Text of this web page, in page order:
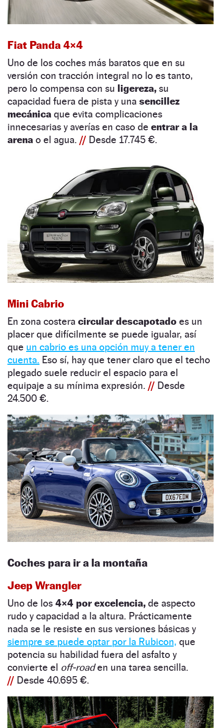
Fiat Panda 4×4
Uno de los coches más baratos que en su
versión con tracción integral no lo es tanto,
pero lo compensa con su ligereza, su
capacidad fuera de pista y una sencillez
mecánica que evita complicaciones
innecesarias y averías en caso de entrar a la
arena o el agua. // Desde 17.745 €.
Mini Cabrio
En zona costera circular descapotado es un
placer que difícilmente se puede igualar, así
que un cabrio es una opción muy a tener en
cuenta. Eso sí, hay que tener claro que el techo
plegado suele reducir el espacio para el
equipaje a su mínima expresión. // Desde
24.500 €.
Coches para ir a la montaña
Jeep Wrangler
Uno de los 4×4 por excelencia, de aspecto
rudo y capacidad a la altura. Prácticamente
nada se le resiste en sus versiones básicas y
siempre se puede optar por la Rubicon, que
potencia su habilidad fuera del asfalto y
convierte el off-roaden una tarea sencilla.
// Desde 40.695 €.